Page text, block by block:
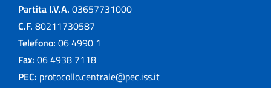
Partita I.V.A. 03657731000
C.F. 80211730587
Telefono: 06 4990 1
Fax: 06 4938 7118
PEC: protocollo.centrale@pec.iss.it